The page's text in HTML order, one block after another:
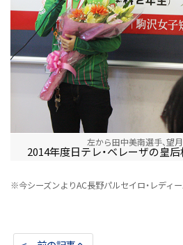
左から田中美南選手、望
2014年度日テレ・ベレーザの皇
※今シーズンよりAC長野パルセイロ・レディ